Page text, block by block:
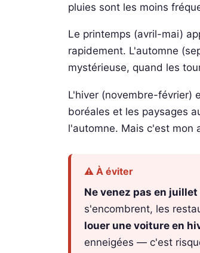
pluies sont les moins
Le printemps (avril-mai)
rapidement. L'automne
mystérieuse, quand les
L'hiver (novembre-février)
boréales et les paysages
l'automne. Mais c'est mon
⚠️ À éviter
Ne venez pas en
s'encombrent, les
louer une voiture en
enneigées — c'est